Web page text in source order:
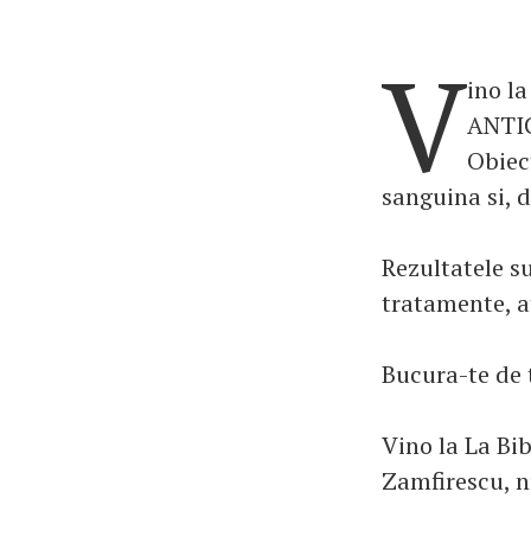
Vino
sanguina si,
Rezultatele
tratamente,
Bucura-te de
Vino la La
Zamfirescu,